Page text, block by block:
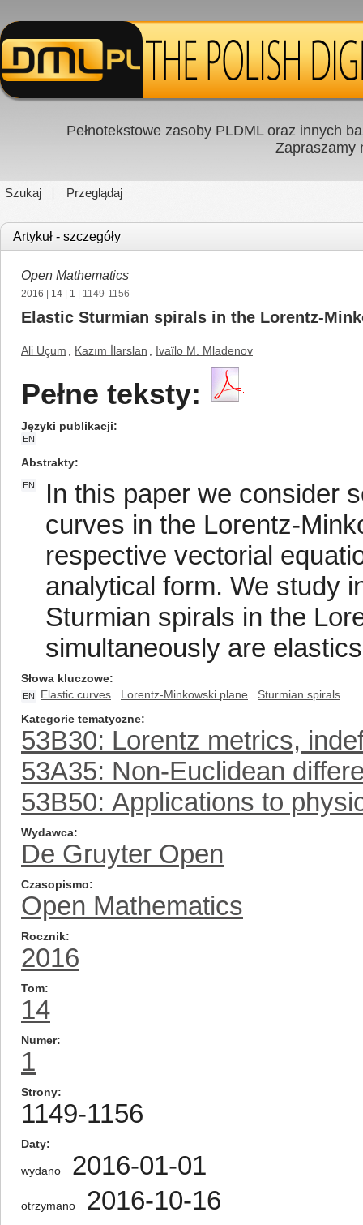
Pełnotekstowe zasoby PLDML oraz innych
Zapraszamy
Szukaj Przeglądaj
Artykuł - szczegóły
Open Mathematics
2016 14 1 | 1149-1156
Elastic Sturmian spirals in the Lorentz-
Ali Uçum Kazım İlarslan Ivaïlo M. Mladenov
Pełne teksty:
Języki publikacji
EN
Abstrakty
EN
In this paper we consider
curves in the Lorentz-
respective vectorial
analytical form. We study
Sturmian spirals in the
simultaneously are
Słowa kluczowe
EN Elastic curves Lorentz-Minkowski plane
Sturmian spirals
Kategorie tematyczne
53B30: Lorentz metrics,
53A35: Non-Euclidean
53B50: Applications to
Wydawca
De Gruyter Open
Czasopismo
Open Mathematics
Rocznik
2016
Tom
14
Numer
1
Strony
1149-1156
Daty
wydano 2016-01-01
otrzymano 2016-10-16